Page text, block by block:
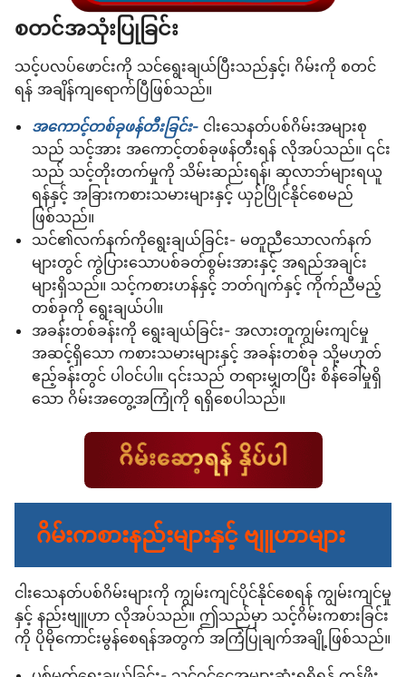
စတင်အသုံးပြုခြင်း
သင့်ပလပ်ဖောင်းကို သင်ရွေးချယ်ပြီးသည်နှင့်၊ ဂိမ်းကို စတင်
ရန် အချိန်ကျရောက်ပြီဖြစ်သည်။
အကောင့်တစ်ခုဖန်တီးခြင်း- ငါးသေနတ်ပစ်ဂိမ်းအများစု
သည် သင့်အား အကောင့်တစ်ခုဖန်တီးရန် လိုအပ်သည်။ ၎င်း
သည် သင့်တိုးတက်မှုကို သိမ်းဆည်းရန်၊ ဆုလာဘ်များရယူ
ရန်နှင့် အခြားကစားသမားများနှင့် ယှဉ်ပြိုင်နိုင်စေမည်
ဖြစ်သည်။
သင်၏လက်နက်ကိုရွေးချယ်ခြင်း- မတူညီသောလက်နက်
များတွင် ကွဲပြားသောပစ်ခတ်စွမ်းအားနှင့် အရည်အချင်း
များရှိသည်။ သင့်ကစားဟန်နှင့် ဘတ်ဂျက်နှင့် ကိုက်ညီမည့်
တစ်ခုကို ရွေးချယ်ပါ။
အခန်းတစ်ခန်းကို ရွေးချယ်ခြင်း- အလားတူကျွမ်းကျင်မှု
အဆင့်ရှိသော ကစားသမားများနှင့် အခန်းတစ်ခု သို့မဟုတ်
ဧည့်ခန်းတွင် ပါဝင်ပါ။ ၎င်းသည် တရားမျှတပြီး စိန်ခေါ်မှုရှိ
သော ဂိမ်းအတွေ့အကြုံကို ရရှိစေပါသည်။
ဂိမ်းကစားနည်းများနှင့် ဗျူဟာများ
ငါးသေနတ်ပစ်ဂိမ်းများကို ကျွမ်းကျင်ပိုင်နိုင်စေရန် ကျွမ်းကျင်မှု
နှင့် နည်းဗျူဟာ လိုအပ်သည်။ ဤသည်မှာ သင့်ဂိမ်းကစားခြင်း
ကို ပိုမိုကောင်းမွန်စေရန်အတွက် အကြံပြုချက်အချို့ဖြစ်သည်။